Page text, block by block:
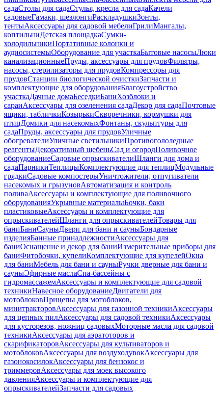
садаСтолы для садаСтулья, кресла для садаКачели
садовыеГамаки, шезлонгиРаскладушкиЗонты,
тентыАксессуары для садовой мебелиГрилиМангалы,
коптильниДетская площадкаСумки-
холодильникиПортативные колонки и
аудиосистемыОборудование для участкаБытовые насосыЛюки
канализационныеПруды, аксессуары для прудовФильтры,
насосы, стерилизаторы для прудовКомпрессоры для
прудовСтанции биологической очисткиЗапчасти и
комплектующие для оборудованияБлагоустройство
участкаДачные домаБеседкиБаниХозблоки и
сараиАксессуары для озеленения садаДекор для садаПочтовые
ящики, табличкиКозырькиСкворечники, кормушки для
птицДомики для насекомыхФонтаны, скульптуры для
садаПруды, аксессуары для прудовУличные
обогревателиУличные светильникиПротивогололедные
реагентыДекоративный щебеньСад и огородПоливочное
оборудованиеСадовые опрыскивателиШланги для дома и
садаПарникиТеплицыКомплектующие для теплицМодульные
грядкиСадовые компостерыУничтожители, отпугиватели
насекомых и грызуновАвтоматизация и контроль
поливаАксессуары и комплектующие для поливочного
оборудованияУкрывные материалыБочки, баки
пластиковыеАксессуары и комплектующие для
опрыскивателейШланги для опрыскивателейТовары для
баниБаниСауныДвери для бани и сауныБондарные
изделияБанные принадлежностиАксессуары для
баниОснащение и декор для баниИзмерительные приборы для
баниФитобочки, купелиКомплектующие для купелейОкна
для баниМебель для бани и сауныРучки дверные для бани и
сауныЭфирные маслаСпа-бассейны с
гидромассажемАксессуары и комплектующие для садовой
техникиНавесное оборудованиеДвигатели для
мотоблоковПрицепы для мотоблоков,
минитракторовАксессуары для газонной техникиАксессуары
для цепных пилАксессуары для садовой техникиАксессуары
для кусторезов, ножниц садовыхМоторные масла для садовой
техникиАксессуары для аэратоторов и
скарификаторовАксессуары для культиваторов и
мотоблоковАксессуары для воздуходувокАксессуары для
газонокосилокАксессуары для бензокос и
триммеровАксессуары для моек высокого
давленияАксессуары и комплектующие для
опрыскивателейЗапчасти для садовых